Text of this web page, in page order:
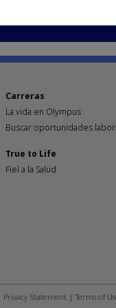
Carreras
La vida en Olympus
Buscar oportunidades
True to Life
Fiel a la Salud
Privacy Statement | Terms of